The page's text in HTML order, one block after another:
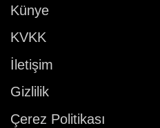
Künye
KVKK
İletişim
Gizlilik
Çerez Politikası